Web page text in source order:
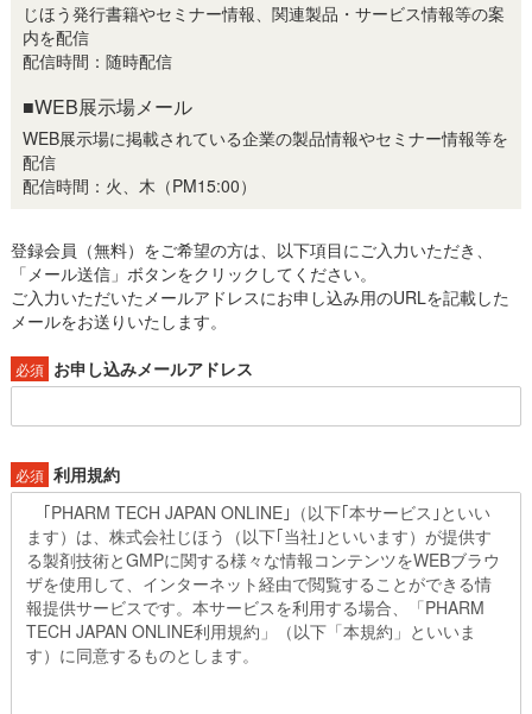
じほう発行書籍やセミナー情報、関連製品・サービス情報等の案
内を配信
配信時間：随時配信
■WEB展示場メール
WEB展示場に掲載されている企業の製品情報やセミナー情報等を
配信
配信時間：火、木（PM15:00）
登録会員（無料）をご希望の方は、以下項目にご入力いただき、
「メール送信」ボタンをクリックしてください。
ご入力いただいたメールアドレスにお申し込み用のURLを記載した
メールをお送りいたします。
必須 お申し込みメールアドレス
必須 利用規約